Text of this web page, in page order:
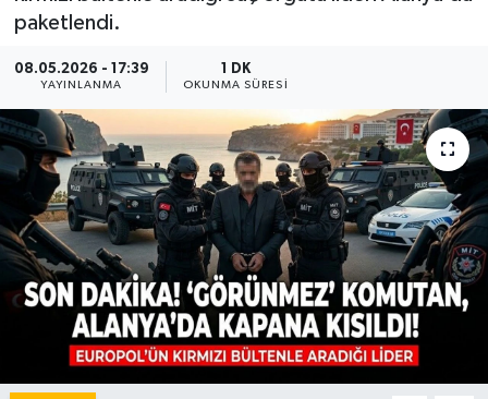
paketlendi.
08.05.2026 - 17:39
YAYINLANMA
1 DK
OKUNMA SÜRESI
Gazipaşa